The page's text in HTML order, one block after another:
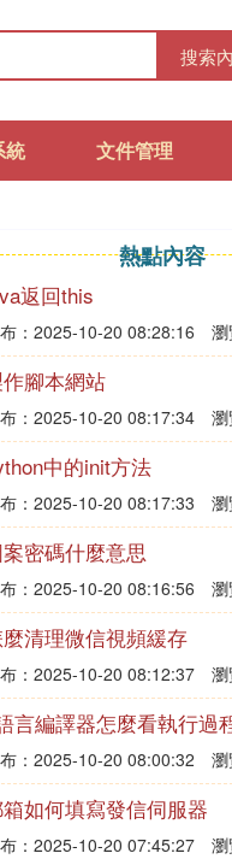
搜索
統 文件管理
熱點內容
返回this
：2025-10-20 08:28:16
腳本網站
：2025-10-20 08:17:34
中的init方法
：2025-10-20 08:17:33
密碼什麼意思
：2025-10-20 08:16:56
清理微信視頻緩存
：2025-10-20 08:12:37
言編譯器怎麼看執行過
：2025-10-20 08:00:32
如何填寫發信伺服器
：2025-10-20 07:45:27